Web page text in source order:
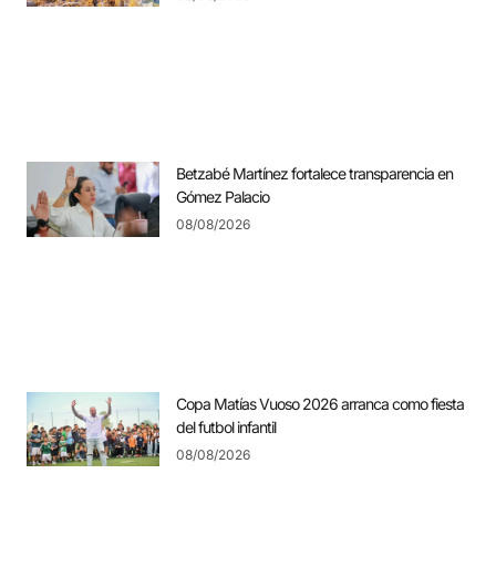
Betzabé Martínez fortalece transparencia en
Gómez Palacio
08/08/2026
Copa Matías Vuoso 2026 arranca como fiesta
del futbol infantil
08/08/2026